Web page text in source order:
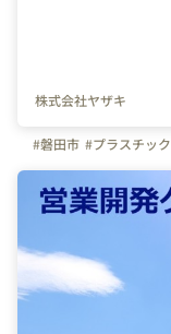
株式会社ヤザキ
#磐田市 #プラスチック